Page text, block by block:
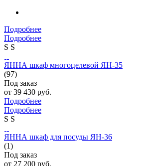
Подробнее
Подробнее
S S
ЯННА шкаф многоцелевой ЯН-35
(97)
Под заказ
от 39 430 руб.
Подробнее
Подробнее
S S
ЯННА шкаф для посуды ЯН-36
(1)
Под заказ
от 27 200 руб.